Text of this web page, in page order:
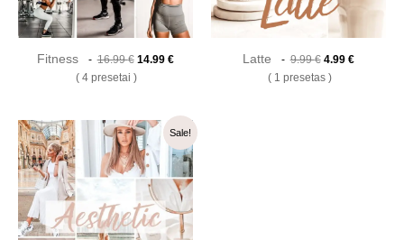
Fitness 16.99€ 14.99 €
4 presetai
Latte 9.99€ 4.99 €
1 presetas
Sale!
Original
price
was:
19.99 €.
Current
price
is:
15.99 €.